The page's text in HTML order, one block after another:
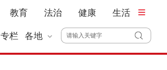
教育 法治 健康 生活
专栏 各地